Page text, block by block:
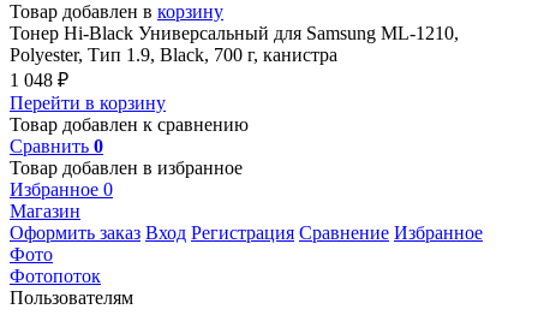
Товар добавлен в корзину
Тонер Hi-Black Универсальный для Samsung ML-1210,
Polyester, Тип 1.9, Black, 700 г, канистра
1 048 ₽
Перейти в корзину
Товар добавлен к сравнению
Сравнить 0
Товар добавлен в избранное
Избранное 0
Магазин
Оформить заказ Вход Регистрация Сравнение Избранное
Фото
Фотопоток
Пользователям